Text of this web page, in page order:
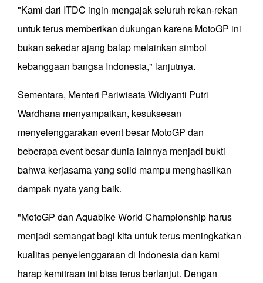
"Kami dari ITDC ingin mengajak seluruh rekan-rekan
untuk terus memberikan dukungan karena MotoGP ini
bukan sekedar ajang balap melainkan simbol
kebanggaan bangsa Indonesia," lanjutnya.
Sementara, Menteri Pariwisata Widiyanti Putri
Wardhana menyampaikan, kesuksesan
menyelenggarakan event besar MotoGP dan
beberapa event besar dunia lainnya menjadi bukti
bahwa kerjasama yang solid mampu menghasilkan
dampak nyata yang baik.
"MotoGP dan Aquabike World Championship harus
menjadi semangat bagi kita untuk terus meningkatkan
kualitas penyelenggaraan di Indonesia dan kami
harap kemitraan ini bisa terus berlanjut. Dengan